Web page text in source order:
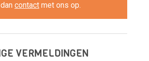
dan contact met ons op.
VERMELDINGEN